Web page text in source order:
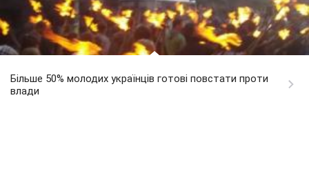
Більше 50% молодих українців готові повстати проти
влади